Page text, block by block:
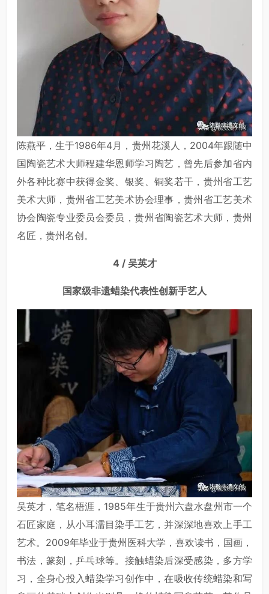
陈燕平，生于1986年4月，贵州花溪人，2004年跟随中
国陶瓷艺术大师程建华恩师学习陶艺，曾先后参加省内
外各种比赛中获得金奖、银奖、铜奖若干，贵州省工艺
美术大师，贵州省工艺美术协会理事，贵州省工艺美术
协会陶瓷专业委员会委员，贵州省陶瓷艺术大师，贵州
名匠，贵州名创。
4 / 吴英才
国家级非遗蜡染代表性创新手艺人
吴英才，笔名梧涯，1985年生于贵州六盘水盘州市一个
石匠家庭，从小耳濡目染手工艺，并深深地喜欢上手工
艺术。2009年毕业于贵州医科大学，喜欢读书，国画，
书法，篆刻，乒乓球等。接触蜡染后深受感染，多方学
习，全身心投入蜡染学习创作中，在吸收传统蜡染和写